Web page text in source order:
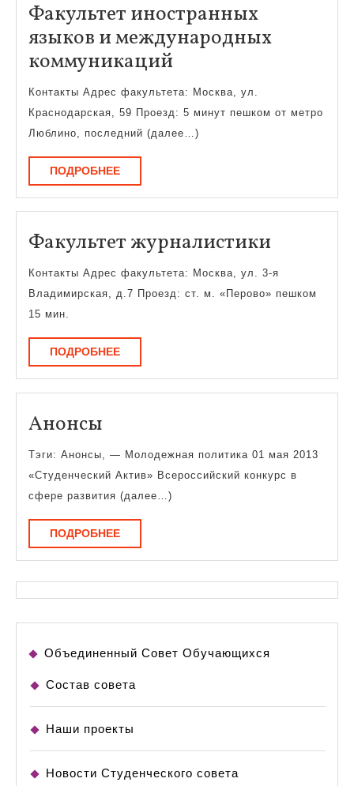
Факультет иностранных
языков и международных
коммуникаций
иностранных
языков
и
Контакты Адрес факультета: Москва, ул.
Краснодарская, 59 Проезд: 5 минут пешком от метро
Люблино, последний (далее…)
ПОДРОБНЕЕПОДРОБНЕЕ
Факультет журналистики
Контакты Адрес факультета: Москва, ул. 3-я
Владимирская, д.7 Проезд: ст. м. «Перово» пешком
15 мин.
ПОДРОБНЕЕПОДРОБНЕЕ
Анонсы
Тэги: Анонсы, — Молодежная политика 01 мая 2013
«Студенческий Актив» Всероссийский конкурс в
сфере развития (далее…)
ПОДРОБНЕЕПОДРОБНЕЕ
Объединенный Совет Обучающихся
Состав совета
Наши проекты
Новости Студенческого совета